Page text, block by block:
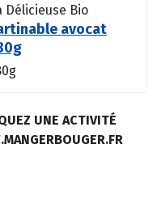
Délicieuse Bio
avocat
UNE ACTIVITÉ